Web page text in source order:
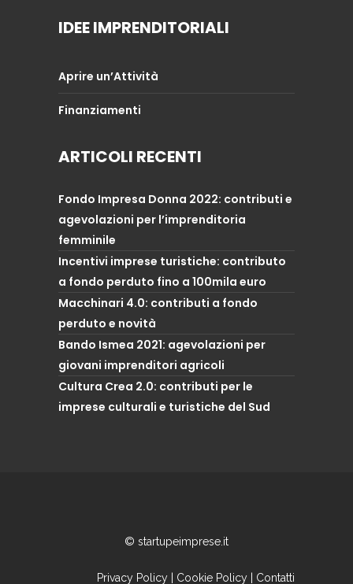
IDEE IMPRENDITORIALI
Aprire un’Attività
Finanziamenti
ARTICOLI RECENTI
Fondo Impresa Donna 2022: contributi e
agevolazioni per l’imprenditoria
femminile
Incentivi imprese turistiche: contributo
a fondo perduto fino a 100mila euro
Macchinari 4.0: contributi a fondo
perduto e novità
Bando Ismea 2021: agevolazioni per
giovani imprenditori agricoli
Cultura Crea 2.0: contributi per le
imprese culturali e turistiche del Sud
© startupeimprese.it
Privacy Policy Cookie Policy Contatti